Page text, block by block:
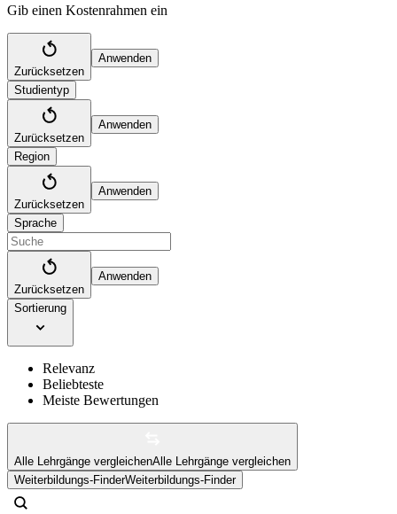
Gib einen Kostenrahmen ein
Zurücksetzen
Anwenden
Studientyp
Zurücksetzen
Anwenden
Region
Zurücksetzen
Anwenden
Sprache
Zurücksetzen
Anwenden
Sortierung
Relevanz
Beliebteste
Meiste Bewertungen
Alle Lehrgänge vergleichenAlle Lehrgänge vergleichen
Weiterbildungs-FinderWeiterbildungs-Finder